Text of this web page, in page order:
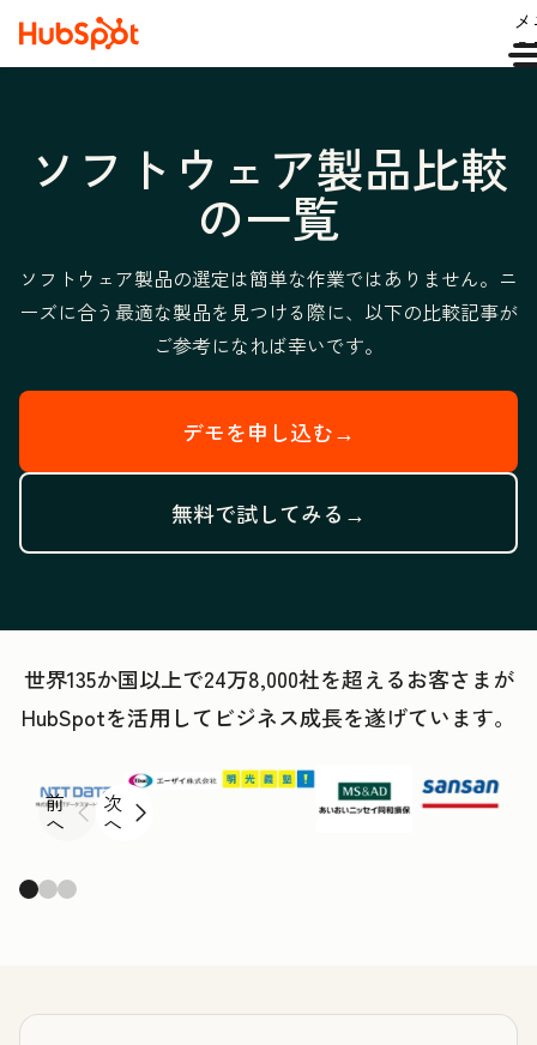
ソフトウェア製品比較
の一覧
ソフトウェア製品の選定は簡単な作業ではありません。ニ
ーズに合う最適な製品を見つける際に、以下の比較記事が
ご参考になれば幸いです。
デモを申し込む→
無料で試してみる→
世界135か国以上で24万8,000社を超えるお客さまが
HubSpotを活用してビジネス成長を遂げています。
前
へ
次
へ